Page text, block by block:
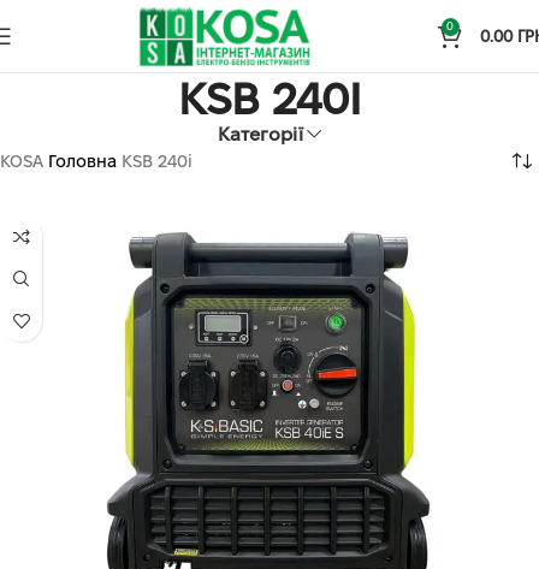
0
0.00
KSB 240I
Категорії
KOSA Головна KSB 240i